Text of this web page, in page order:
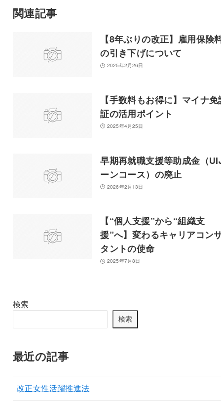
関連記事
【8年ぶりの改正】雇用保険
の引き下げについて
2025年2月26日
【手数料もお得に】マイナ免
証の活用ポイント
2025年4月25日
早期再就職支援等助成金（
ーンコース）の廃止
2026年2月13日
【“個人支援”から“組織支
援”へ】変わるキャリアコン
タントの使命
2025年7月8日
検索
検索
最近の記事
改正女性活躍推進法